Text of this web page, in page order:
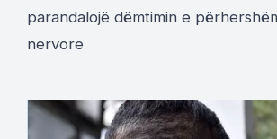
parandalojë dëmtimin e
nervore